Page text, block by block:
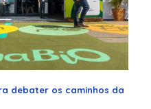
debater os caminhos da